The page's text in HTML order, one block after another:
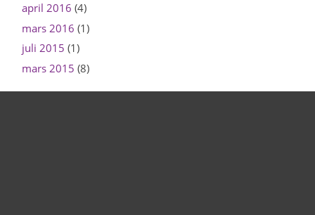
april 2016 (4)
mars 2016 (1)
juli 2015 (1)
mars 2015 (8)